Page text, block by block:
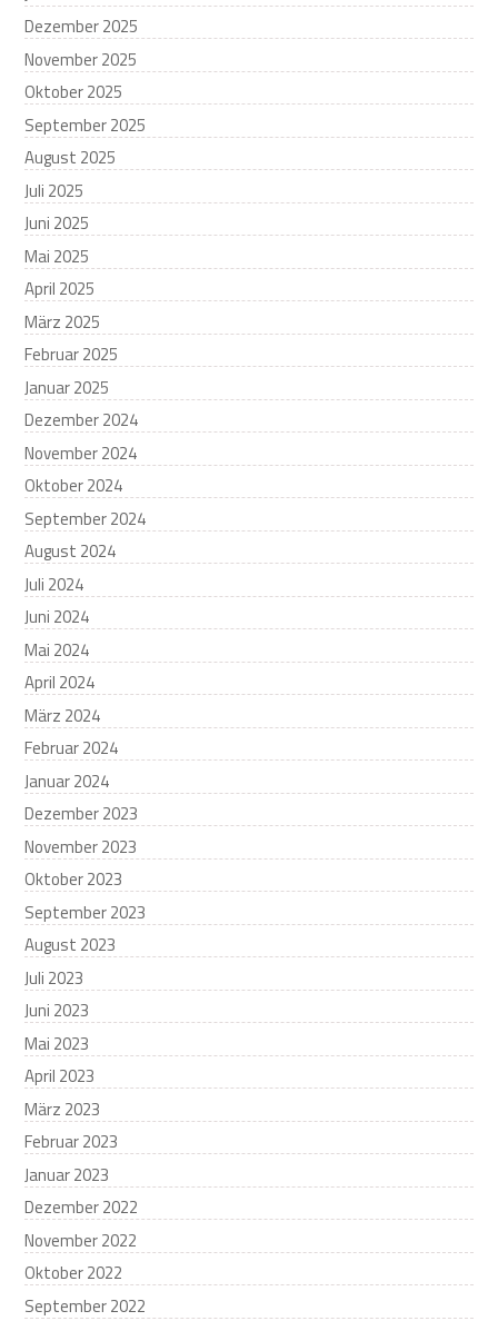
Dezember 2025
November 2025
Oktober 2025
September 2025
August 2025
Juli 2025
Juni 2025
Mai 2025
April 2025
März 2025
Februar 2025
Januar 2025
Dezember 2024
November 2024
Oktober 2024
September 2024
August 2024
Juli 2024
Juni 2024
Mai 2024
April 2024
März 2024
Februar 2024
Januar 2024
Dezember 2023
November 2023
Oktober 2023
September 2023
August 2023
Juli 2023
Juni 2023
Mai 2023
April 2023
März 2023
Februar 2023
Januar 2023
Dezember 2022
November 2022
Oktober 2022
September 2022